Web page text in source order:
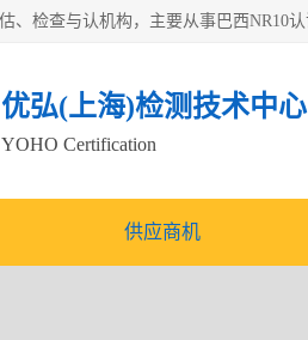
优弘(上海)检测技术中心
YOHO Certification
供应商机